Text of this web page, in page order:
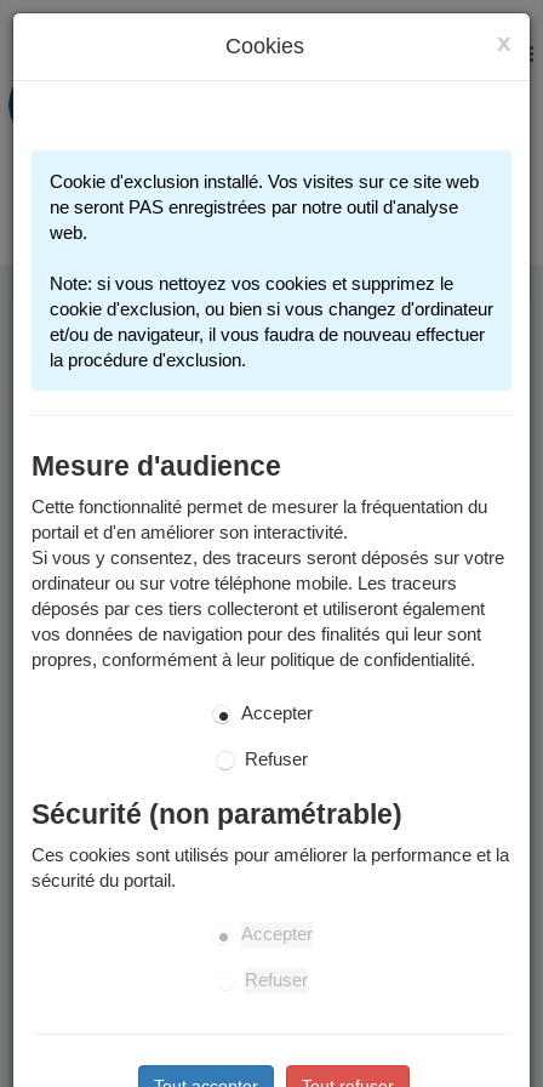
PORTAIL FAMILLE
Connexion
MENU
FACTURES ET
PAIEMENT
Factures
Depuis le 1er juin 2026, les factures sont envoyées par voie
postale par le Service de Gestion Comptable Grenoble-
Métropole et/ou déposées dans votre
Espace Finances
Publiques
Les factures que vous pouvez consulter sur le Portail Famille
sont uniquement celles émises jusqu'en mai 2026.
Paiement des factures
factures peuvent être réglées :
Pour les factures émises avant le 1er juin 2026 : en
ligne (par PAYFIP),
carte bancaire ou par prélèvement unitaire.
x
Cookies
Cookie d'exclusion installé. Vos visites sur ce site web
ne seront PAS enregistrées par notre outil d'analyse
web.
Note: si vous nettoyez vos cookies et supprimez le
cookie d'exclusion, ou bien si vous changez d'ordinateur
et/ou de navigateur, il vous faudra de nouveau effectuer
la procédure d'exclusion.
Mesure d'audience
Cette fonctionnalité permet de mesurer la fréquentation du
portail et d'en améliorer son interactivité.
Si vous y consentez, des traceurs seront déposés sur votre
ordinateur ou sur votre téléphone mobile. Les traceurs
déposés par ces tiers collecteront et utiliseront également
vos données de navigation pour des finalités qui leur sont
propres, conformément à leur politique de confidentialité.
Accepter
Refuser
Sécurité (non paramétrable)
Ces cookies sont utilisés pour améliorer la performance et la
sécurité du portail.
Accepter
Refuser